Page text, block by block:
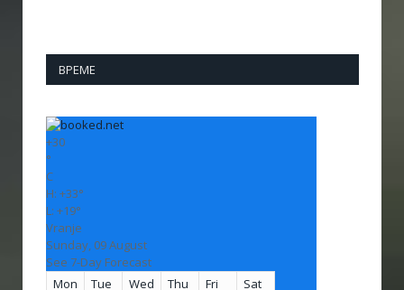
ВРЕМЕ
+30
°
C
H: +33°
L: +19°
Vranje
Sunday, 09 August
See 7-Day Forecast
Mon
Tue Wed Thu Fri Sat